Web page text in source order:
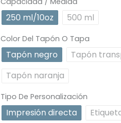
250 ml/10oz 500 ml
Color Del Tapón O Tapa
Tapón negro Tapón
Tapón naranja
Tipo De Personalización
Impresión directa